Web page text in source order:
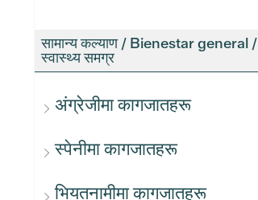
सामान्य कल्याण / Bienestar general /
स्वास्थ्य समग्र
अंग्रेजीमा कागजातहरू
स्पेनीमा कागजातहरू
भियतनामीमा कागजातहरू